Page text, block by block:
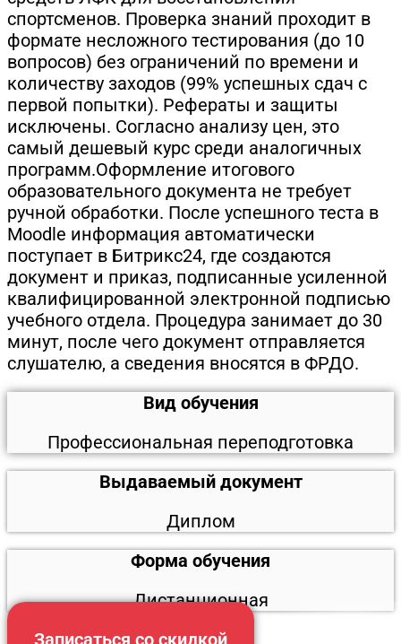
спортсменов. Проверка знаний проходит в
формате несложного тестирования (до 10
вопросов) без ограничений по времени и
количеству заходов (99% успешных сдач с
первой попытки). Рефераты и защиты
исключены. Согласно анализу цен, это
самый дешевый курс среди аналогичных
программ.Оформление итогового
образовательного документа не требует
ручной обработки. После успешного теста в
Moodle информация автоматически
поступает в Битрикс24, где создаются
документ и приказ, подписанные усиленной
квалифицированной электронной подписью
учебного отдела. Процедура занимает до 30
минут, после чего документ отправляется
слушателю, а сведения вносятся в ФРДО.
Вид обучения
Профессиональная переподготовка
Выдаваемый документ
Диплом
Форма обучения
Дистанционная
Записаться со скидкой